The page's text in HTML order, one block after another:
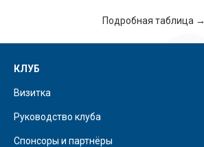
Подробная таблица →
КЛУБ
Визитка
Руководство клуба
Спонсоры и партнёры